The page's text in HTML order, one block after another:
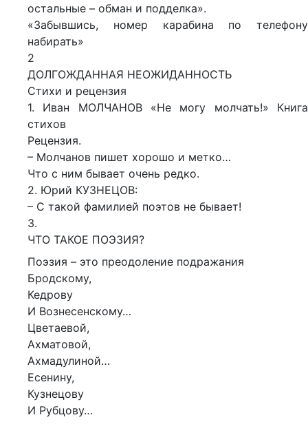
остальные – обман и подделка».
«Забывшись, номер карабина по телефону
набирать»
2
ДОЛГОЖДАННАЯ НЕОЖИДАННОСТЬ
Стихи и рецензия
1. Иван МОЛЧАНОВ «Не могу молчать!» Книга
стихов
Рецензия.
– Молчанов пишет хорошо и метко…
Что с ним бывает очень редко.
2. Юрий КУЗНЕЦОВ:
– С такой фамилией поэтов не бывает!
3.
ЧТО ТАКОЕ ПОЭЗИЯ?
Поэзия – это преодоление подражания
Бродскому,
Кедрову
И Вознесенскому…
Цветаевой,
Ахматовой,
Ахмадулиной…
Есенину,
Кузнецову
И Рубцову…